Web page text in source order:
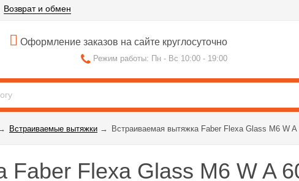
Возврат и обмен
Оформление заказов на сайте круглосуточно
Режим работы: Пн - Вс 10:00 - 19:00
Встраиваемые вытяжки → Встраиваемая вытяжка Faber Flexa Glass М6 W A
Faber Flexa Glass М6 W A